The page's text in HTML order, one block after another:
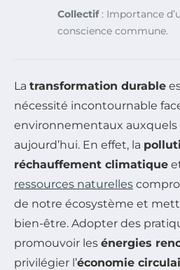
Collectif: Importance
conscience commune.
La transformation durable
nécessité incontournable
environnementaux auxquels
aujourd’hui. En effet, la
réchauffement climatique
ressources naturelles
de notre écosystème et
bien-être. Adopter des
promouvoir les énergies
privilégier l’économie